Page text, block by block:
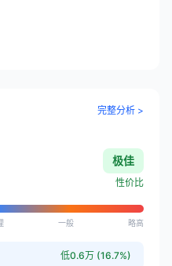
完整分析 >
极佳
性价比
一般 略高
低0.6万 (16.7%)